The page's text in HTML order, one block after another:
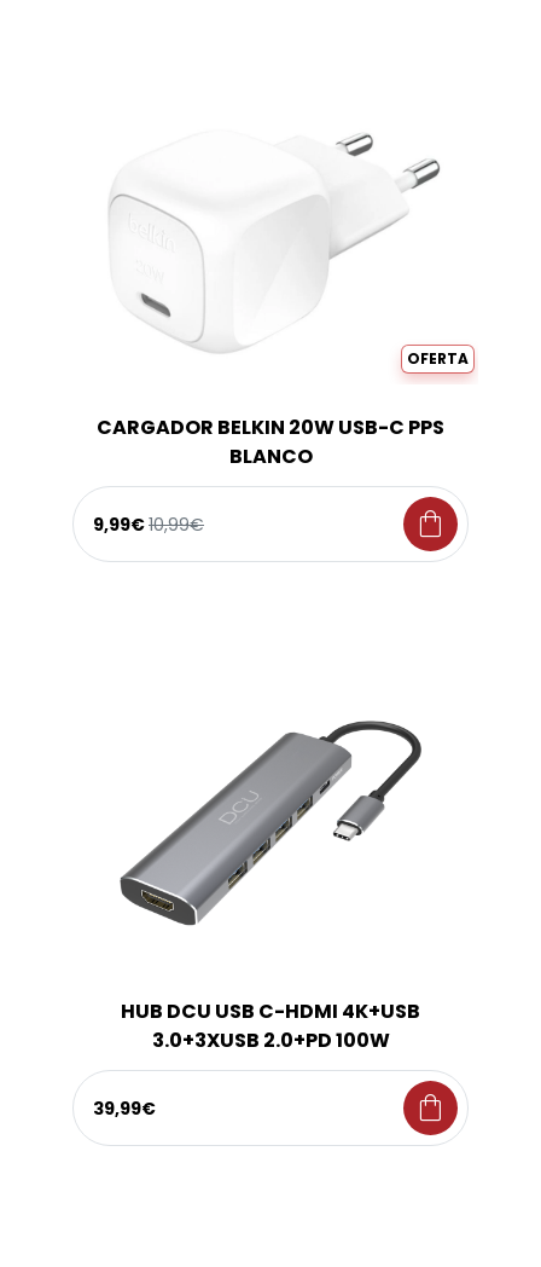
OFERTA
CARGADOR BELKIN 20W USB-C PPS
BLANCO
9,99€10,99€ shopping_bag
HUB DCU USB C-HDMI 4K+USB
3.0+3XUSB 2.0+PD 100W
39,99€ shopping_bag